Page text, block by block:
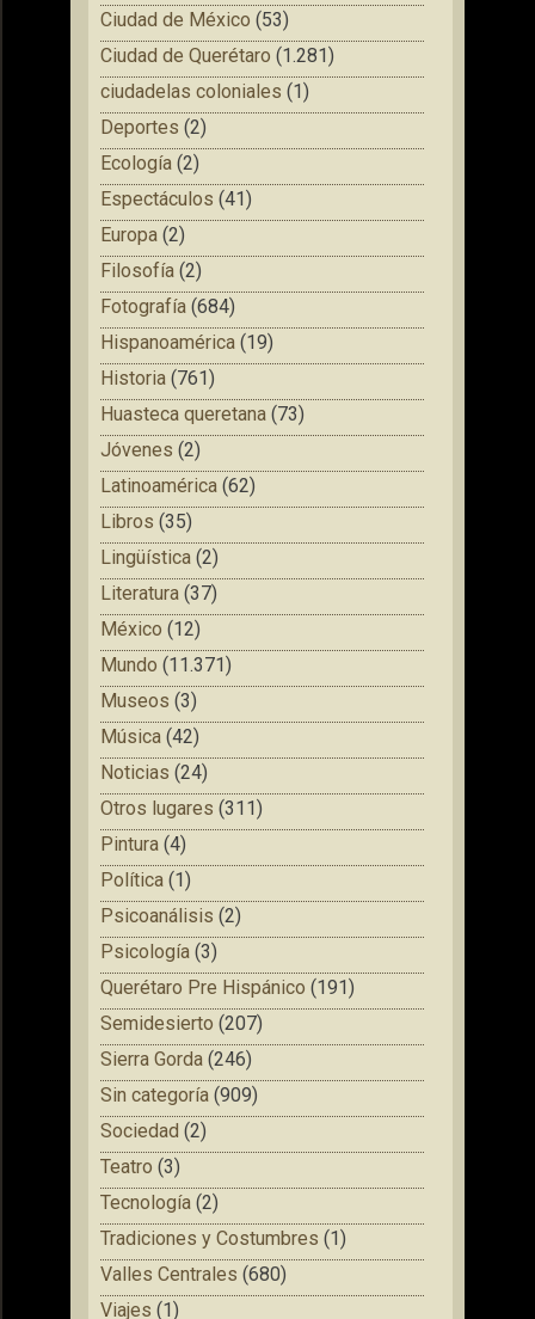
Ciudad de México (53)
Ciudad de Querétaro (1.281)
ciudadelas coloniales (1)
Deportes (2)
Ecología (2)
Espectáculos (41)
Europa (2)
Filosofía (2)
Fotografía (684)
Hispanoamérica (19)
Historia (761)
Huasteca queretana (73)
Jóvenes (2)
Latinoamérica (62)
Libros (35)
Lingüística (2)
Literatura (37)
México (12)
Mundo (11.371)
Museos (3)
Música (42)
Noticias (24)
Otros lugares (311)
Pintura (4)
Política (1)
Psicoanálisis (2)
Psicología (3)
Querétaro Pre Hispánico (191)
Semidesierto (207)
Sierra Gorda (246)
Sin categoría (909)
Sociedad (2)
Teatro (3)
Tecnología (2)
Tradiciones y Costumbres (1)
Valles Centrales (680)
Viajes (1)